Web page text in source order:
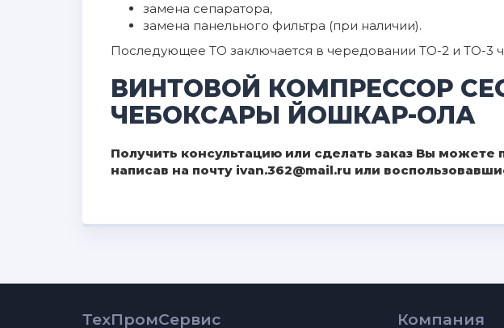
замена сепаратора,
замена панельного фильтра (при наличии).
Последующее ТО заключается в чередовании ТО-2 и ТО-3
ВИНТОВОЙ КОМПРЕССОР
ЧЕБОКСАРЫ ЙОШКАР-ОЛА
Получить консультацию или сделать заказ Вы
написав на почту ivan.362@mail.ru или
ТехПромСервис Компания